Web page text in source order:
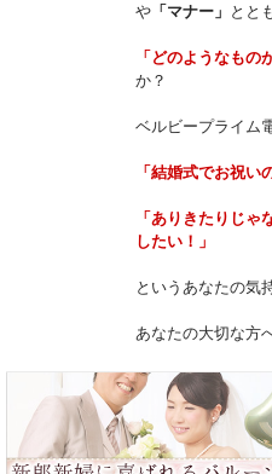
や 「マナー」 とと
「どのようなもの
か？
ベルビープライム
「結婚式でお祝い
「ありきたりじ
したい！」
というあなたの気
あなたの大切な方